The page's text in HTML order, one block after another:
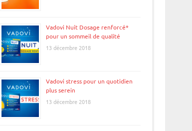
Vadovi Nuit Dosage renforcé*
pour un sommeil de qualité
13 décembre 2018
Vadovi stress pour un quotidien
plus serein
13 décembre 2018